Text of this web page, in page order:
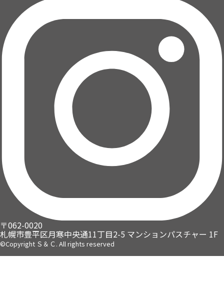
〒062-0020
札幌市豊平区月寒中央通11丁目2-5 マンションパスチャー 1F
©Copyright Ｓ＆Ｃ. All rights reserved